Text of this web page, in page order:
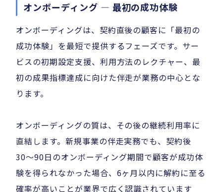
オンボーディング — 最初の成功体験
オンボーディングは、契約直後の顧客に「最初の
成功体験」を最短で提供するフェーズです。サー
ビスの初期設定支援、利用方法のレクチャー、最
初の成果指標達成に向けた伴走が業務の中心とな
ります。
オンボーディングの質は、その後の継続利用率に
直結します。新規事業の伴走実務でも、契約後
30〜90日のオンボーディング期間で顧客が成功体
験を得られなかった場合、6ヶ月以内に解約に至る
確率が高いことが業界で広く認識されています